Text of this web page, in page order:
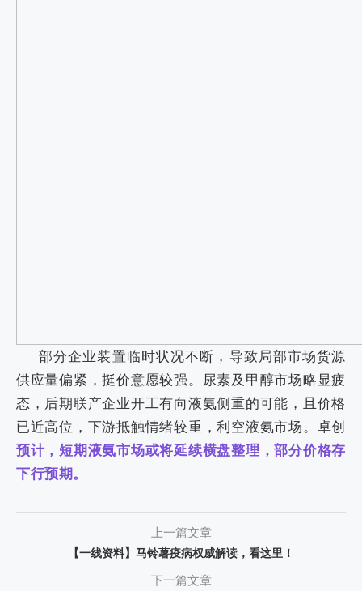
部分企业装置临时状况不断，导致局部市场货源
供应量偏紧，挺价意愿较强。尿素及甲醇市场略显疲
态，后期联产企业开工有向液氨侧重的可能，且价格
已近高位，下游抵触情绪较重，利空液氨市场。卓创
预计，短期液氨市场或将延续横盘整理，部分价格存
下行预期。
上一篇文章
【一线资料】马铃薯疫病权威解读，看这里！
下一篇文章